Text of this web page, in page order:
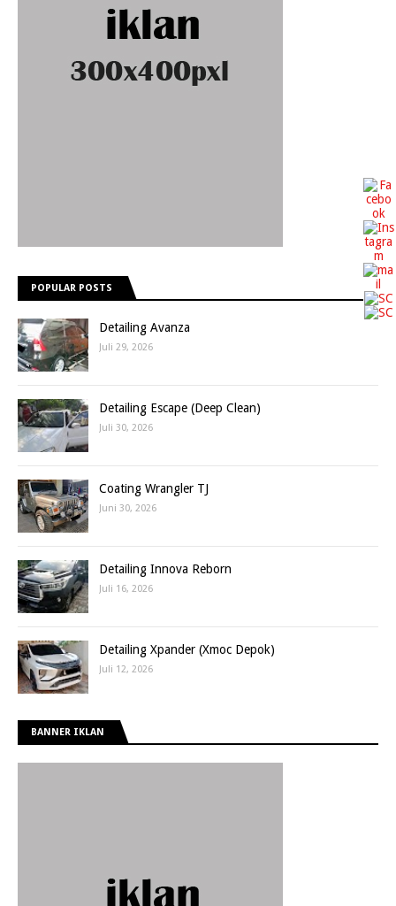
POPULAR POSTS
Detailing Avanza
Juli 29, 2026
Detailing Escape (Deep Clean)
Juli 30, 2026
Coating Wrangler TJ
Juni 30, 2026
Detailing Innova Reborn
Juli 16, 2026
Detailing Xpander (Xmoc Depok)
Juli 12, 2026
BANNER IKLAN